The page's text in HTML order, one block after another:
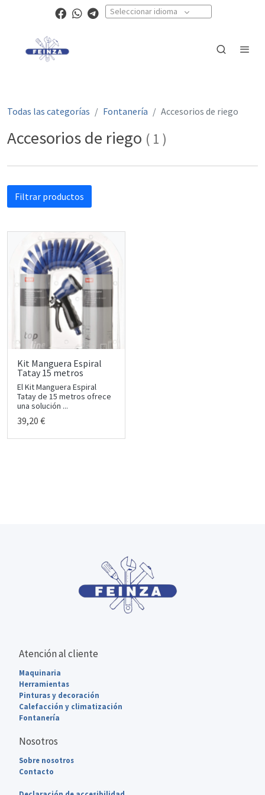
Seleccionar idioma
Todas las categorías Fontanería Accesorios de riego
Accesorios de riego ( 1 )
Filtrar productos
Kit Manguera Espiral
Tatay 15 metros
El Kit Manguera Espiral
Tatay de 15 metros ofrece
una solución ...
39,20 €
Atención al cliente
Maquinaria
Herramientas
Pinturas y decoración
Calefacción y climatización
Fontanería
Nosotros
Sobre nosotros
Contacto